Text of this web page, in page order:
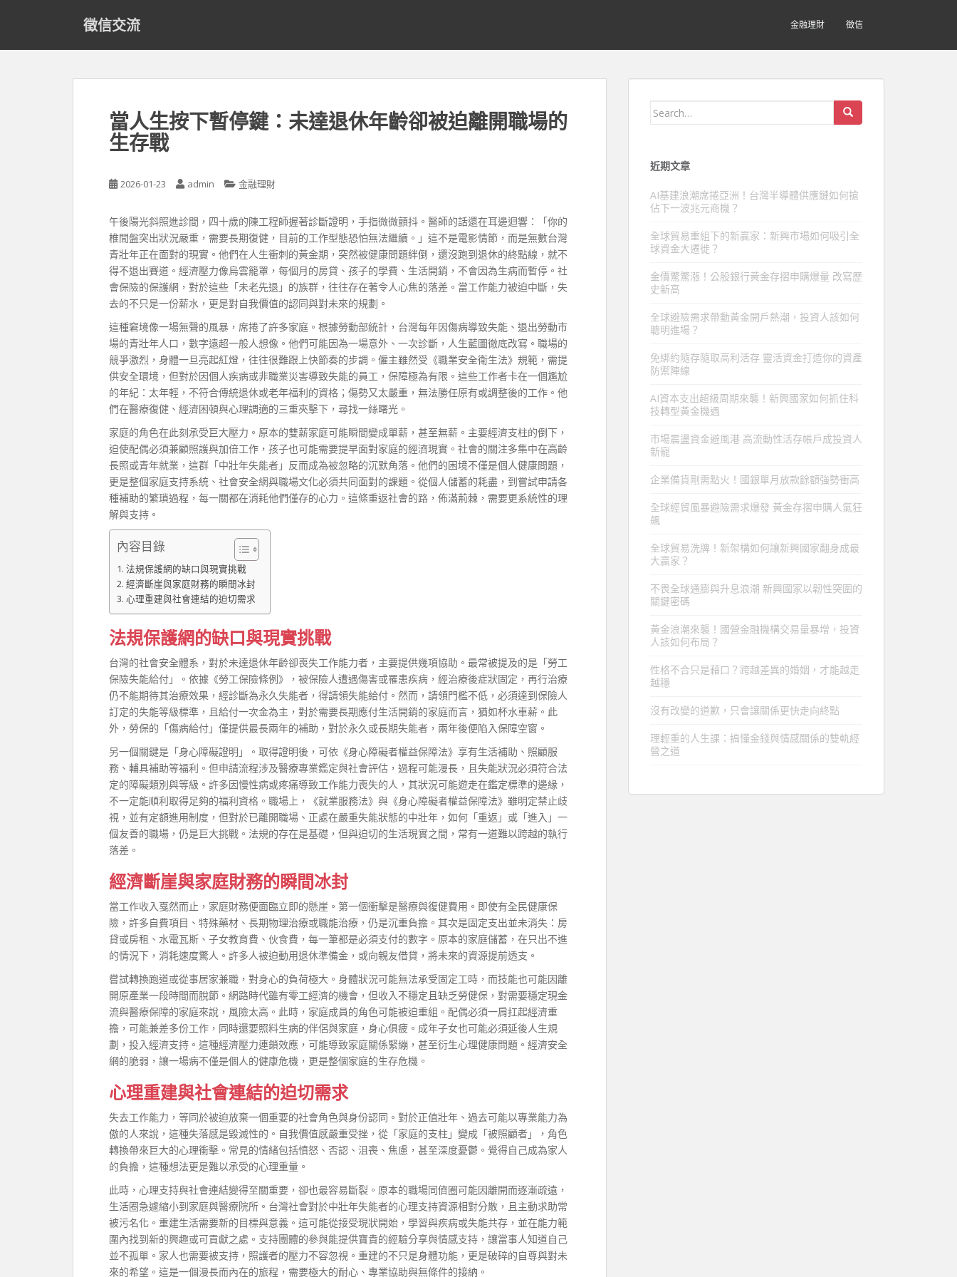
徵信交流 金融理財 徵信
當人生按下暫停鍵：未達退休年齡卻被迫離開職場的
生存戰
2026-01-23 admin 金融理財
午後陽光斜照進診間，四十歲的陳工程師握著診斷證明，手指微微顫抖。醫師的話還在耳邊迴響：「你的
椎間盤突出狀況嚴重，需要長期復健，目前的工作型態恐怕無法繼續。」這不是電影情節，而是無數台灣
青壯年正在面對的現實。他們在人生衝刺的黃金期，突然被健康問題絆倒，還沒跑到退休的終點線，就不
得不退出賽道。經濟壓力像烏雲籠罩，每個月的房貸、孩子的學費、生活開銷，不會因為生病而暫停。社
會保險的保護網，對於這些「未老先退」的族群，往往存在著令人心焦的落差。當工作能力被迫中斷，失
去的不只是一份薪水，更是對自我價值的認同與對未來的規劃。
這種窘境像一場無聲的風暴，席捲了許多家庭。根據勞動部統計，台灣每年因傷病導致失能、退出勞動市
場的青壯年人口，數字遠超一般人想像。他們可能因為一場意外、一次診斷，人生藍圖徹底改寫。職場的
競爭激烈，身體一旦亮起紅燈，往往很難跟上快節奏的步調。僱主雖然受《職業安全衛生法》規範，需提
供安全環境，但對於因個人疾病或非職業災害導致失能的員工，保障極為有限。這些工作者卡在一個尷尬
的年紀：太年輕，不符合傳統退休或老年福利的資格；傷勢又太嚴重，無法勝任原有或調整後的工作。他
們在醫療復健、經濟困頓與心理調適的三重夾擊下，尋找一絲曙光。
家庭的角色在此刻承受巨大壓力。原本的雙薪家庭可能瞬間變成單薪，甚至無薪。主要經濟支柱的倒下，
迫使配偶必須兼顧照護與加倍工作，孩子也可能需要提早面對家庭的經濟現實。社會的關注多集中在高齡
長照或青年就業，這群「中壯年失能者」反而成為被忽略的沉默角落。他們的困境不僅是個人健康問題，
更是整個家庭支持系統、社會安全網與職場文化必須共同面對的課題。從個人儲蓄的耗盡，到嘗試申請各
種補助的繁瑣過程，每一關都在消耗他們僅存的心力。這條重返社會的路，佈滿荊棘，需要更系統性的理
解與支持。
內容目錄
法規保護網的缺口與現實挑戰
經濟斷崖與家庭財務的瞬間冰封
心理重建與社會連結的迫切需求
法規保護網的缺口與現實挑戰
台灣的社會安全體系，對於未達退休年齡卻喪失工作能力者，主要提供幾項協助。最常被提及的是「勞工
保險失能給付」。依據《勞工保險條例》，被保險人遭遇傷害或罹患疾病，經治療後症狀固定，再行治療
仍不能期待其治療效果，經診斷為永久失能者，得請領失能給付。然而，請領門檻不低，必須達到保險人
訂定的失能等級標準，且給付一次金為主，對於需要長期應付生活開銷的家庭而言，猶如杯水車薪。此
外，勞保的「傷病給付」僅提供最長兩年的補助，對於永久或長期失能者，兩年後便陷入保障空窗。
另一個關鍵是「身心障礙證明」。取得證明後，可依《身心障礙者權益保障法》享有生活補助、照顧服
務、輔具補助等福利。但申請流程涉及醫療專業鑑定與社會評估，過程可能漫長，且失能狀況必須符合法
定的障礙類別與等級。許多因慢性病或疼痛導致工作能力喪失的人，其狀況可能遊走在鑑定標準的邊緣，
不一定能順利取得足夠的福利資格。職場上，《就業服務法》與《身心障礙者權益保障法》雖明定禁止歧
視，並有定額進用制度，但對於已離開職場、正處在嚴重失能狀態的中壯年，如何「重返」或「進入」一
個友善的職場，仍是巨大挑戰。法規的存在是基礎，但與迫切的生活現實之間，常有一道難以跨越的執行
落差。
經濟斷崖與家庭財務的瞬間冰封
當工作收入戛然而止，家庭財務便面臨立即的懸崖。第一個衝擊是醫療與復健費用。即使有全民健康保
險，許多自費項目、特殊藥材、長期物理治療或職能治療，仍是沉重負擔。其次是固定支出並未消失：房
貸或房租、水電瓦斯、子女教育費、伙食費，每一筆都是必須支付的數字。原本的家庭儲蓄，在只出不進
的情況下，消耗速度驚人。許多人被迫動用退休準備金，或向親友借貸，將未來的資源提前透支。
嘗試轉換跑道或從事居家兼職，對身心的負荷極大。身體狀況可能無法承受固定工時，而技能也可能因離
開原產業一段時間而脫節。網路時代雖有零工經濟的機會，但收入不穩定且缺乏勞健保，對需要穩定現金
流與醫療保障的家庭來說，風險太高。此時，家庭成員的角色可能被迫重組。配偶必須一肩扛起經濟重
擔，可能兼差多份工作，同時還要照料生病的伴侶與家庭，身心俱疲。成年子女也可能必須延後人生規
劃，投入經濟支持。這種經濟壓力連鎖效應，可能導致家庭關係緊繃，甚至衍生心理健康問題。經濟安全
網的脆弱，讓一場病不僅是個人的健康危機，更是整個家庭的生存危機。
心理重建與社會連結的迫切需求
失去工作能力，等同於被迫放棄一個重要的社會角色與身份認同。對於正值壯年、過去可能以專業能力為
傲的人來說，這種失落感是毀滅性的。自我價值感嚴重受挫，從「家庭的支柱」變成「被照顧者」，角色
轉換帶來巨大的心理衝擊。常見的情緒包括憤怒、否認、沮喪、焦慮，甚至深度憂鬱。覺得自己成為家人
的負擔，這種想法更是難以承受的心理重量。
此時，心理支持與社會連結變得至關重要，卻也最容易斷裂。原本的職場同儕圈可能因離開而逐漸疏遠，
生活圈急遽縮小到家庭與醫療院所。台灣社會對於中壯年失能者的心理支持資源相對分散，且主動求助常
被污名化。重建生活需要新的目標與意義。這可能從接受現狀開始，學習與疾病或失能共存，並在能力範
圍內找到新的興趣或可貢獻之處。支持團體的參與能提供寶貴的經驗分享與情感支持，讓當事人知道自己
並不孤單。家人也需要被支持，照護者的壓力不容忽視。重建的不只是身體功能，更是破碎的自尊與對未
來的希望。這是一個漫長而內在的旅程，需要極大的耐心、專業協助與無條件的接納。
Search
近期文章
AI基建浪潮席捲亞洲！台灣半導體供應鏈如何搶
佔下一波兆元商機？
全球貿易重組下的新贏家：新興市場如何吸引全
球資金大遷徙？
金價驚驚漲！公股銀行黃金存摺申購爆量 改寫歷
史新高
全球避險需求帶動黃金開戶熱潮，投資人該如何
聰明進場？
免綁約隨存隨取高利活存 靈活資金打造你的資產
防禦陣線
AI資本支出超級周期來襲！新興國家如何抓住科
技轉型黃金機遇
市場震盪資金避風港 高流動性活存帳戶成投資人
新寵
企業備貨剛需點火！國銀單月放款餘額強勢衝高
全球經貿風暴避險需求爆發 黃金存摺申購人氣狂
飆
全球貿易洗牌！新架構如何讓新興國家翻身成最
大贏家？
不畏全球通膨與升息浪潮 新興國家以韌性突圍的
關鍵密碼
黃金浪潮來襲！國營金融機構交易量暴增，投資
人該如何布局？
性格不合只是藉口？跨越差異的婚姻，才能越走
越穩
沒有改變的道歉，只會讓關係更快走向終點
理輕重的人生課：搞懂金錢與情感關係的雙軌經
營之道